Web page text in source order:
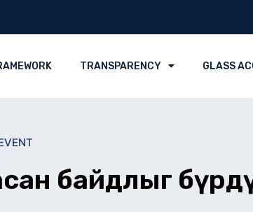
TRANSPARENCY GLASS
байдлыг